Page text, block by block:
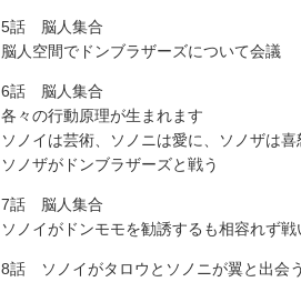
5話 脳人集合
脳人空間でドンブラザーズについて会議
6話 脳人集合
各々の行動原理が生まれます
ソノイは芸術、ソノニは愛に、ソノザは
ソノザがドンブラザーズと戦う
7話 脳人集合
ソノイがドンモモを勧誘するも相容れず戦
8話 ソノイがタロウとソノニが翼と出会う